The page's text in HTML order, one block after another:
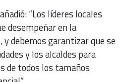
“Los líderes locales
desempeñar en la
debemos garantizar que se
y los alcaldes para
de todos los tamaños